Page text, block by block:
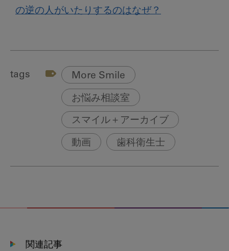
の逆の人がいたりするのはなぜ？
tags More Smile
お悩み相談室
スマイル＋アーカイブ
動画 歯科衛生士
関連記事